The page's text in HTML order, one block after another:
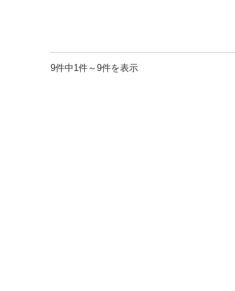
9件中1件～9件を表示